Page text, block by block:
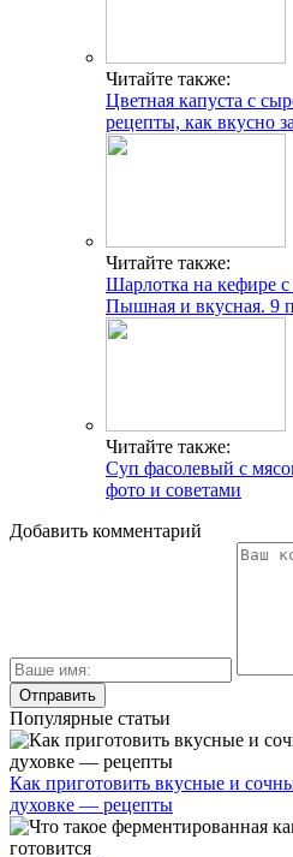
Читайте также:
Цветная капуста с
рецепты, как вкусно
Читайте также:
Шарлотка на кефире с
Пышная и вкусная. 9
Читайте также:
Суп фасолевый с
фото и советами
Добавить комментарий
Популярные статьи
Как приготовить вкусные и
духовке — рецепты